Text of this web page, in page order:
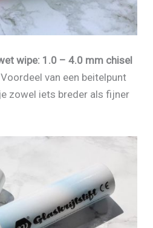
wipe: 1.0 – 4.0 mm chisel
van een beitelpunt
zowel iets breder als fijner